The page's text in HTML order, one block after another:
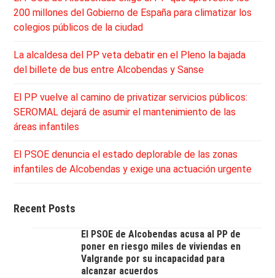
200 millones del Gobierno de España para climatizar los
colegios públicos de la ciudad
La alcaldesa del PP veta debatir en el Pleno la bajada
del billete de bus entre Alcobendas y Sanse
El PP vuelve al camino de privatizar servicios públicos:
SEROMAL dejará de asumir el mantenimiento de las
áreas infantiles
El PSOE denuncia el estado deplorable de las zonas
infantiles de Alcobendas y exige una actuación urgente
Recent Posts
El PSOE de Alcobendas acusa al PP de
poner en riesgo miles de viviendas en
Valgrande por su incapacidad para
alcanzar acuerdos